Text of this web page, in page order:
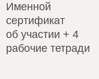
Именной
сертификат
об участии + 4
рабочие тетради